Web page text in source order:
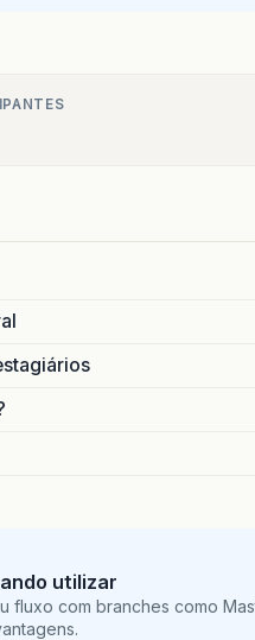
utilizar
fluxo com branches como